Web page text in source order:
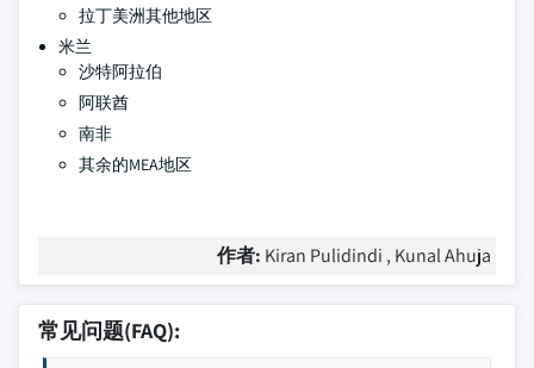
拉丁美洲其他地区
米兰
沙特阿拉伯
阿联酋
南非
其余的MEA地区
作者: Kiran Pulidindi , Kunal Ahuja
常见问题(FAQ):